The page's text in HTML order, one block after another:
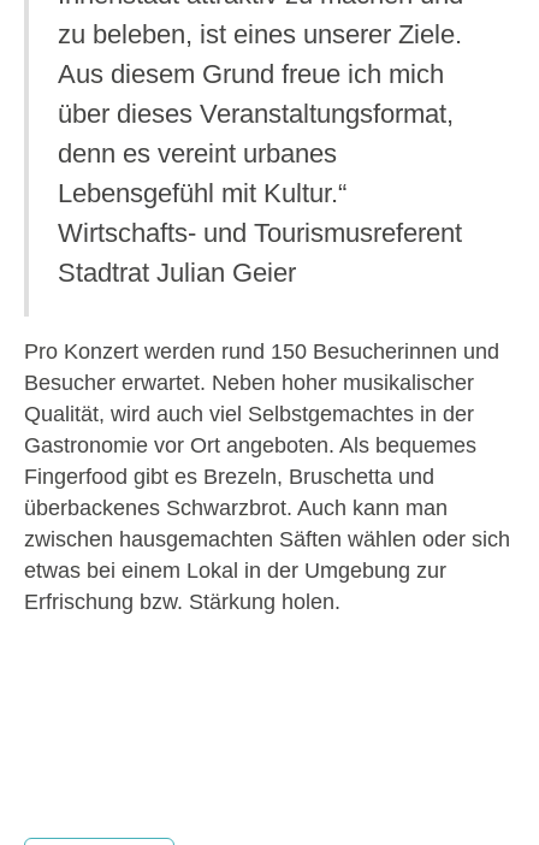
zu beleben, ist eines unserer Ziele.
Aus diesem Grund freue ich mich
über dieses Veranstaltungsformat,
denn es vereint urbanes
Lebensgefühl mit Kultur.“
Wirtschafts- und Tourismusreferent
Stadtrat Julian Geier
Pro Konzert werden rund 150 Besucherinnen und
Besucher erwartet. Neben hoher musikalischer
Qualität, wird auch viel Selbstgemachtes in der
Gastronomie vor Ort angeboten. Als bequemes
Fingerfood gibt es Brezeln, Bruschetta und
überbackenes Schwarzbrot. Auch kann man
zwischen hausgemachten Säften wählen oder sich
etwas bei einem Lokal in der Umgebung zur
Erfrischung bzw. Stärkung holen.